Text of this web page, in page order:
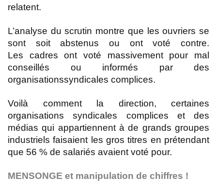
relatent.
L’analyse du scrutin montre que les ouvriers se
sont soit abstenus ou ont voté contre.
Les cadres ont voté massivement pour mal
conseillés ou informés par des
organisationssyndicales complices.
Voilà comment la direction, certaines
organisations syndicales complices et des
médias qui appartiennent à de grands groupes
industriels faisaient les gros titres en prétendant
que 56 % de salariés avaient voté pour.
MENSONGE et manipulation de chiffres !